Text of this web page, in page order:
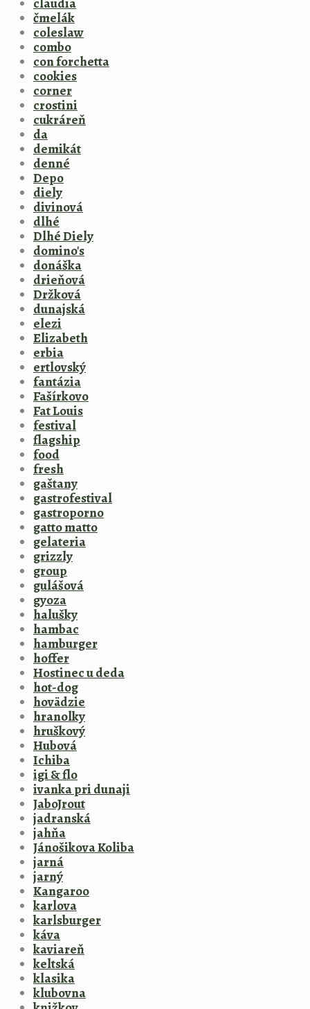
claudia
čmelák
coleslaw
combo
con forchetta
cookies
corner
crostini
cukráreň
da
demikát
denné
Depo
diely
divinová
dlhé
Dlhé Diely
domino's
donáška
drieňová
Držková
dunajská
elezi
Elizabeth
erbia
ertlovský
fantázia
Fašírkovo
Fat Louis
festival
flagship
food
fresh
gaštany
gastrofestival
gastroporno
gatto matto
gelateria
grizzly
group
gulášová
gyoza
halušky
hambac
hamburger
hoffer
Hostinec u deda
hot-dog
hovädzie
hranolky
hruškový
Hubová
Ichiba
igi & flo
ivanka pri dunaji
JaboJrout
jadranská
jahňa
Jánošikova Koliba
jarná
jarný
Kangaroo
karlova
karlsburger
káva
kaviareň
keltská
klasika
klubovna